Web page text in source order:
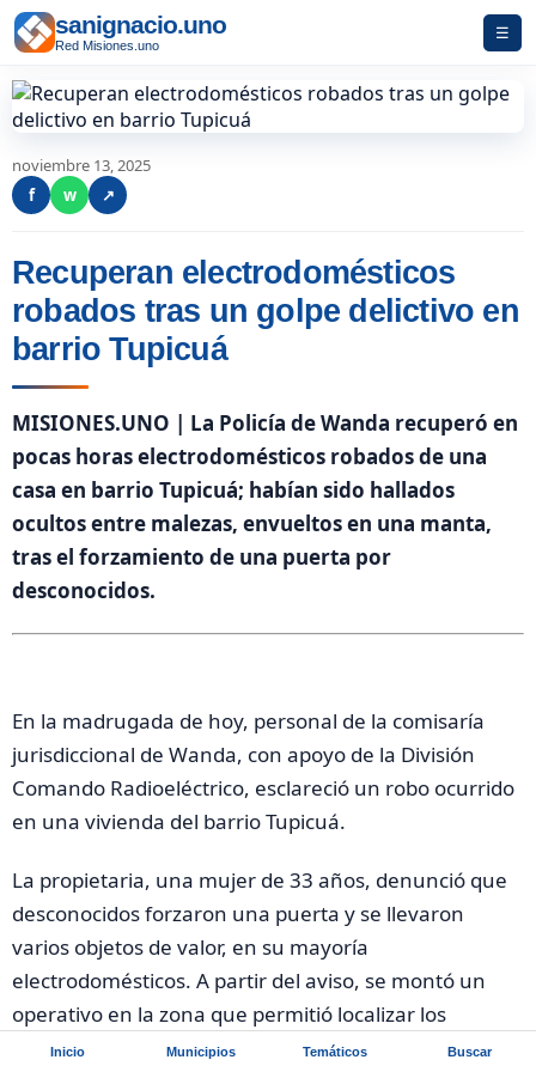
sanignacio.uno
Red Misiones.uno
☰
noviembre 13, 2025
f
w ↗
Recuperan electrodomésticos
robados tras un golpe
delictivo en barrio Tupicuá
MISIONES.UNO | La Policía de Wanda recuperó en
pocas horas electrodomésticos robados de una
casa en barrio Tupicuá; habían sido hallados
ocultos entre malezas, envueltos en una manta,
tras el forzamiento de una puerta por
desconocidos.
En la madrugada de hoy, personal de la comisaría
jurisdiccional de Wanda, con apoyo de la División
Comando Radioeléctrico, esclareció un robo ocurrido
en una vivienda del barrio Tupicuá.
La propietaria, una mujer de 33 años, denunció que
desconocidos forzaron una puerta y se llevaron
varios objetos de valor, en su mayoría
electrodomésticos. A partir del aviso, se montó un
operativo en la zona que permitió localizar los
elementos sustraídos.
Inicio Municipios Temáticos Buscar